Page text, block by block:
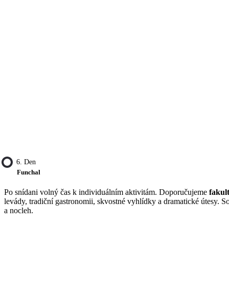
6. Den
Funchal
Po snídani volný čas k individuálním aktivitám. Doporučujeme
levády, tradiční gastronomii, skvostné vyhlídky a dramatické útesy.
a nocleh.